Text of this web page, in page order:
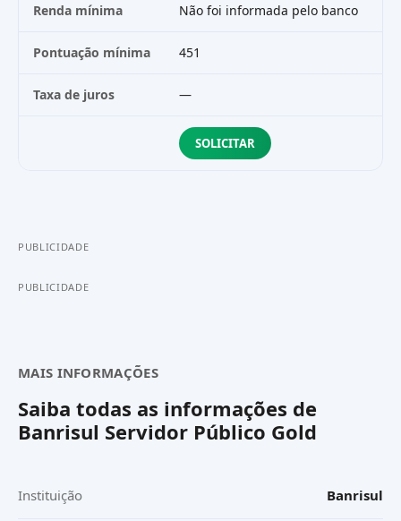
Renda mínima Não foi informada pelo banco
Pontuação mínima 451
Taxa de juros —
SOLICITAR
PUBLICIDADE
PUBLICIDADE
MAIS INFORMAÇÕES
Saiba todas as informações de
Banrisul Servidor Público Gold
Instituição Banrisul